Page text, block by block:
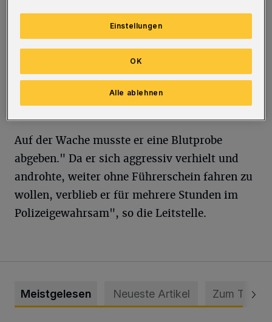
überholte verbotswidrig. Auf der
Norrenbergstraße verließ der Mann sein Auto
und flüchtete zu Fuß. Als ein Taxifahrer ihm
den Weg abschnitt und der junge Mann sich in
das Taxi setzte, nahmen ihn die Beamten fest.
Auf der Wache musste er eine Blutprobe
abgeben." Da er sich aggressiv verhielt und
androhte, weiter ohne Führerschein fahren zu
wollen, verblieb er für mehrere Stunden im
Polizeigewahrsam", so die Leitstelle.
Meistgelesen Neueste Artikel Zum Thema
Einstellungen
Alle ablehnen
OK